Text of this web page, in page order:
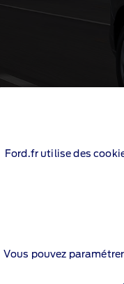
Ford.fr utilise des
Vous pouvez
adaptatif